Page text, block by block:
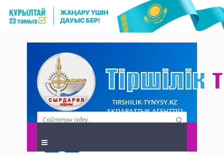
TIRSHILIK-TYNYSY.KZ
АҚПАРАТТЫҚ АГЕНТТІГІ